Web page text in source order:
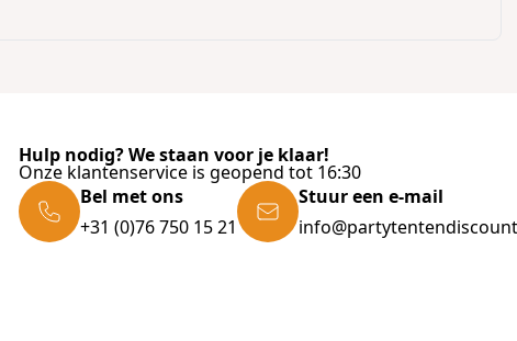
Hulp nodig? We staan voor je klaar!
Onze klantenservice is geopend tot 16:30
Bel met ons
+31 (0)76 750 15 21
Stuur een e-mail